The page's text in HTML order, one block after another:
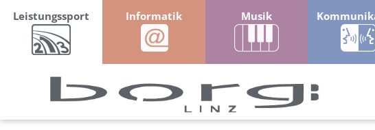
Leistungssport Informatik Musik